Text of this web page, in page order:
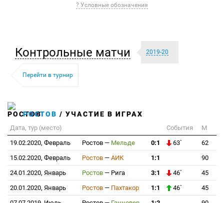
? Условные обозначения
Контрольные матчи 2019-20
Перейти в турнир
РОСТОВ / УЧАСТИЕ В ИГРАХ
Дата, тур (место) События
М
19.02.2020, Февраль
Ростов — Мельде 0:1 63`
62
15.02.2020, Февраль
Ростов — АИК 1:1
90
24.01.2020, Январь
Ростов — Рига 3:1 46`
45
20.01.2020, Январь
Ростов — Пахтакор 1:1 46`
45